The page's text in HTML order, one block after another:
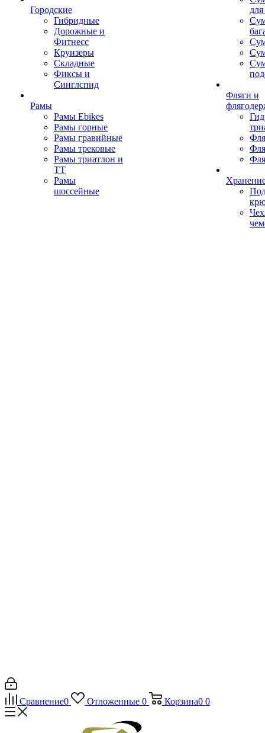
Городские
Гибридные
Дорожные и
Фитнесс
Круизеры
Складные
Фиксы и
Синглспид
Рамы
Рамы Ebikes
Рамы горные
Рамы гравийные
Рамы трековые
Рамы триатлон и
ТТ
Рамы
шоссейные
Фляги и
Сравнение0 Отложенные 0 Корзина0 0